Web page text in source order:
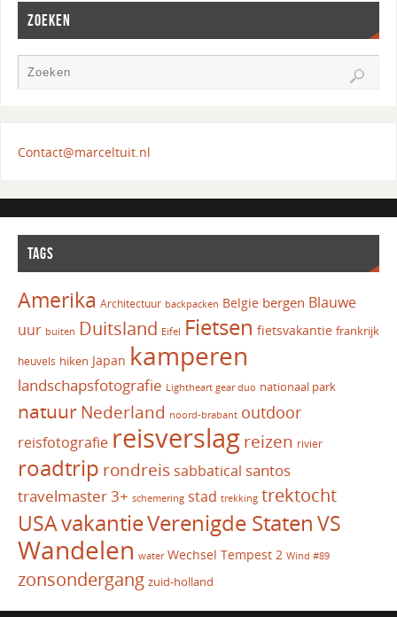
ZOEKEN
Contact@marceltuit.nl
TAGS
Amerika Architectuur backpacken Belgie bergen Blauwe
uur buiten Duitsland Eifel Fietsen fietsvakantie frankrijk
heuvels hiken Japan kamperen
landschapsfotografie Lightheart gear duo nationaal park
natuur Nederland noord-brabant outdoor
reisfotografie reisverslag reizen rivier
roadtrip rondreis sabbatical santos
travelmaster 3+ schemering stad trekking trektocht
USAvakantieVerenigde StatenVS
Wandelen water Wechsel Tempest 2 Wind #89
zonsondergang zuid-holland